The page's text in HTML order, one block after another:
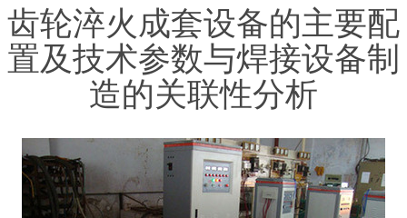
齿轮淬火成套设备的主要配
置及技术参数与焊接设备制
造的关联性分析